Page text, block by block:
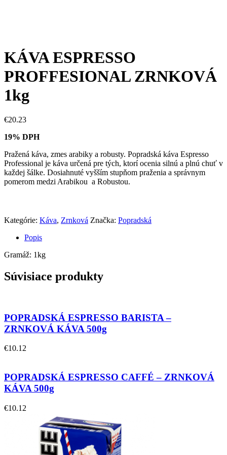
KÁVA ESPRESSO
PROFFESIONAL ZRNKOVÁ
1kg
€20.23
19% DPH
Pražená káva, zmes arabiky a robusty. Popradská káva Espresso
Professional je káva určená pre tých, ktorí ocenia silnú a plnú chuť v
každej šálke. Dosiahnuté vyšším stupňom praženia a správnym
pomerom medzi Arabikou a Robustou.
Kategórie: Káva, Zrnková Značka: Popradská
Popis
Gramáž: 1kg
Súvisiace produkty
POPRADSKÁ ESPRESSO BARISTA –
ZRNKOVÁ KÁVA 500g
€10.12
POPRADSKÁ ESPRESSO CAFFÉ – ZRNKOVÁ
KÁVA 500g
€10.12